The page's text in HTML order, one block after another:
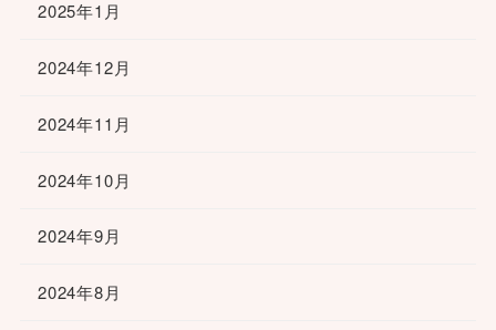
2025年1月
2024年12月
2024年11月
2024年10月
2024年9月
2024年8月